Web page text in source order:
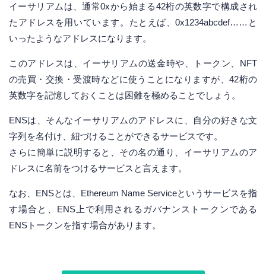
イーサリアムは、通常0xから始まる42桁の英数字で構成され
たアドレスを用いています。たとえば、0x1234abcdef……と
いったようなアドレスになります。
このアドレスは、イーサリアムの送金時や、トークン、NFT
の売買・交換・受渡時などに使うことになりますが、42桁の
英数字を記憶しておくことは困難を極めることでしょう。
ENSは、そんなイーサリアムのアドレスに、自分の好きな文
字列を名付け、紐づけることができるサービスです。
さらに簡単に説明すると、その名の通り、イーサリアムのア
ドレスに名前をつけるサービスと言えます。
なお、ENSとは、Ethereum Name Serviceというサービスを指
す場合と、ENS上で利用されるガバナンストークンである
ENSトークンを指す場合があります。